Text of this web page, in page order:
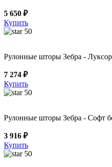
5 650 ₽
Купить
50
Рулонные шторы Зебра - Луксор
7 274 ₽
Купить
50
Рулонные шторы Зебра - Софт
3 916 ₽
Купить
50